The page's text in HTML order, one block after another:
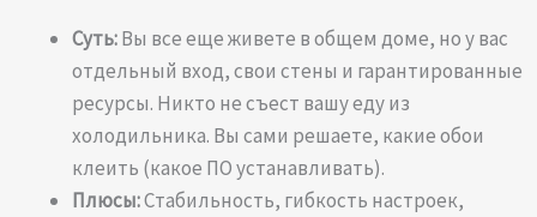
Суть:Вы все еще живете в общем доме, но у вас
отдельный вход, свои стены и гарантированные
ресурсы. Никто не съест вашу еду из
холодильника. Вы сами решаете, какие обои
клеить (какое ПО устанавливать).
Плюсы:Стабильность, гибкость настроек,